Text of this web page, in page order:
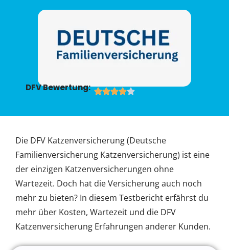
DFV Bewertung:
Die DFV Katzenversicherung (Deutsche
Familienversicherung Katzenversicherung) ist eine
der einzigen Katzenversicherungen ohne
Wartezeit. Doch hat die Versicherung auch noch
mehr zu bieten? In diesem Testbericht erfährst du
mehr über Kosten, Wartezeit und die DFV
Katzenversicherung Erfahrungen anderer Kunden.